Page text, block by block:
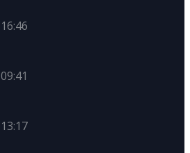
16:46
09:41
13:17